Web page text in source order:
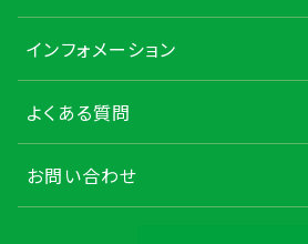
インフォメーション
よくある質問
お問い合わせ